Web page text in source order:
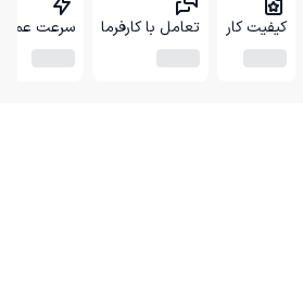
کیفیت کار تعامل با کارفرما سرعت عمل